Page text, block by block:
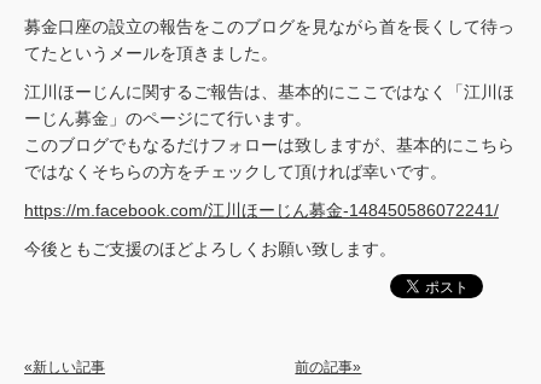
募金口座の設立の報告をこのブログを見ながら首を長くして待っ
てたというメールを頂きました。
江川ほーじんに関するご報告は、基本的にここではなく「江川ほ
ーじん募金」のページにて行います。
このブログでもなるだけフォローは致しますが、基本的にこちら
ではなくそちらの方をチェックして頂ければ幸いです。
https://m.facebook.com/江川ほーじん募金-148450586072241/
今後ともご支援のほどよろしくお願い致します。
«新しい記事
前の記事»